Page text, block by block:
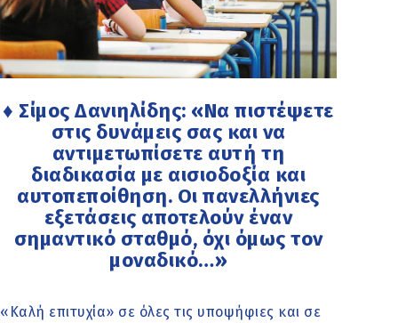
♦ Σίμος Δανιηλίδης: «Να πιστέψετε
στις δυνάμεις σας και να
αντιμετωπίσετε αυτή τη
διαδικασία με αισιοδοξία και
αυτοπεποίθηση. Οι πανελλήνιες
εξετάσεις αποτελούν έναν
σημαντικό σταθμό, όχι όμως τον
μοναδικό…»
«Καλή επιτυχία» σε όλες τις υποψήφιες και σε